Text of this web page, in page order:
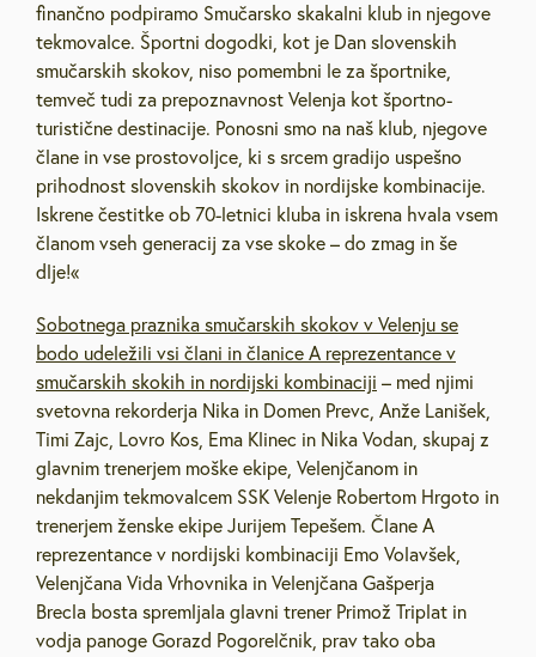
finančno podpiramo Smučarsko skakalni klub in njegove
tekmovalce. Športni dogodki, kot je Dan slovenskih
smučarskih skokov, niso pomembni le za športnike,
temveč tudi za prepoznavnost Velenja kot športno-
turistične destinacije. Ponosni smo na naš klub, njegove
člane in vse prostovoljce, ki s srcem gradijo uspešno
prihodnost slovenskih skokov in nordijske kombinacije.
Iskrene čestitke ob 70-letnici kluba in iskrena hvala vsem
članom vseh generacij za vse skoke – do zmag in še
dlje!«
Sobotnega praznika smučarskih skokov v Velenju se
bodo udeležili vsi člani in članice A reprezentance v
smučarskih skokih in nordijski kombinaciji – med njimi
svetovna rekorderja Nika in Domen Prevc, Anže Lanišek,
Timi Zajc, Lovro Kos, Ema Klinec in Nika Vodan, skupaj z
glavnim trenerjem moške ekipe, Velenjčanom in
nekdanjim tekmovalcem SSK Velenje Robertom Hrgoto in
trenerjem ženske ekipe Jurijem Tepešem. Člane A
reprezentance v nordijski kombinaciji Emo Volavšek,
Velenjčana Vida Vrhovnika in Velenjčana Gašperja
Brecla bosta spremljala glavni trener Primož Triplat in
vodja panoge Gorazd Pogorelčnik, prav tako oba